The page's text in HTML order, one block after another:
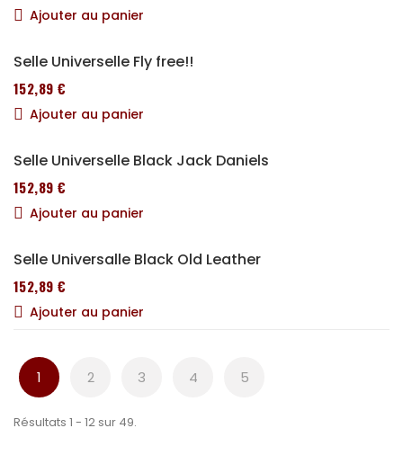
Ajouter au panier
Selle Universelle Fly free!!
152,89 €
Ajouter au panier
Selle Universelle Black Jack Daniels
152,89 €
Ajouter au panier
Selle Universalle Black Old Leather
152,89 €
Ajouter au panier
1 2 3 4 5
Résultats 1 - 12 sur 49.